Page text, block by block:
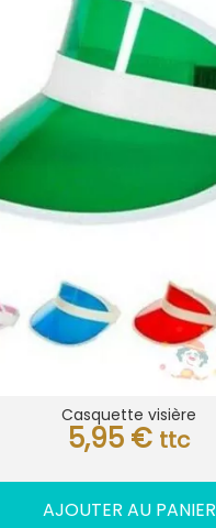
Casquette visière
5,95 € ttc
AJOUTER AU PANIER